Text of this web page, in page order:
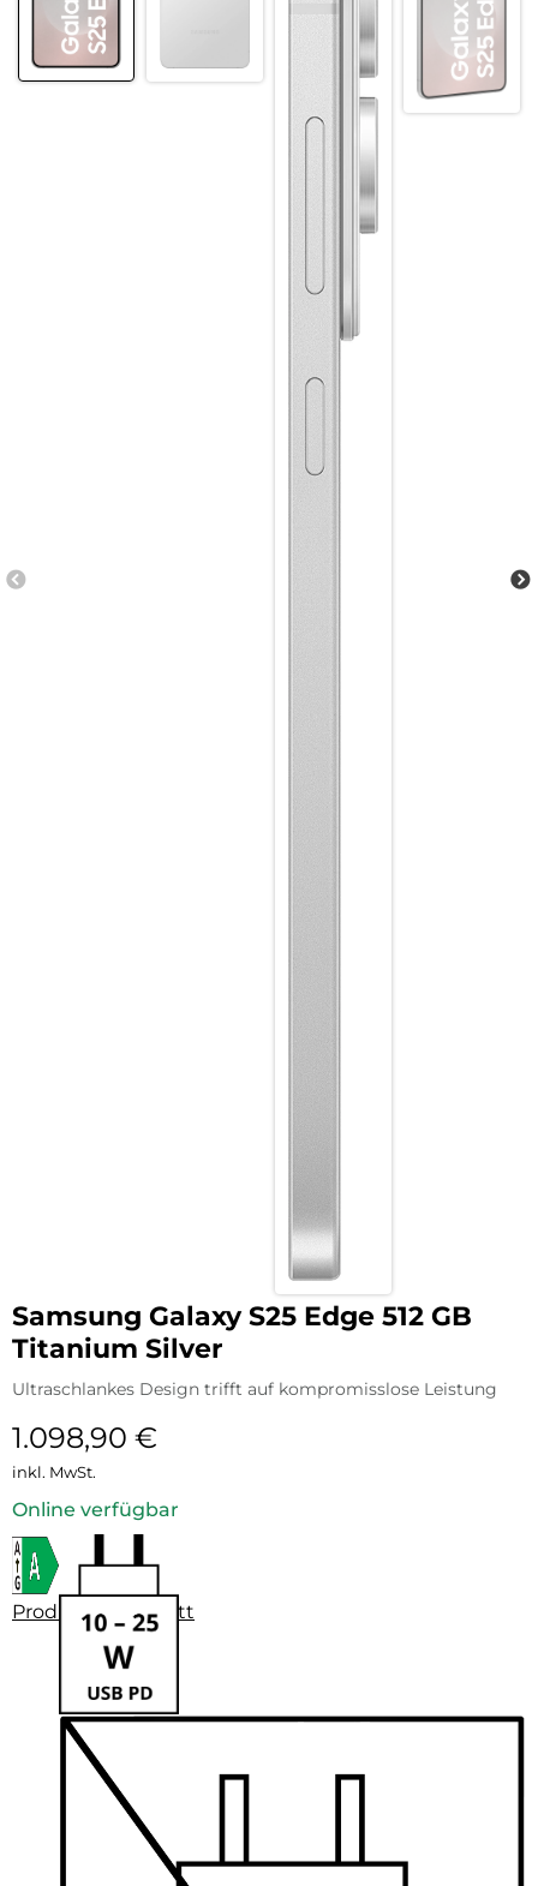
Samsung Galaxy S25 Edge 512 GB
Titanium Silver
Ultraschlankes Design trifft auf kompromisslose Leistung
1.098,90 €
inkl. MwSt.
Online verfügbar
Produktdatenblatt